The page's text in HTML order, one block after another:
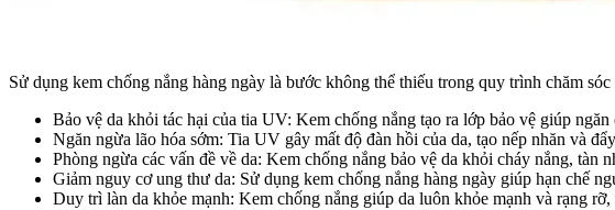
Sử dụng kem chống nắng hàng ngày là bước không thể thiếu trong quy trình chăm
Bảo vệ da khỏi tác hại của tia UV: Kem chống nắng tạo ra lớp bảo vệ giúp
Ngăn ngừa lão hóa sớm: Tia UV gây mất độ đàn hồi của da, tạo nếp nhăn và
Phòng ngừa các vấn đề về da: Kem chống nắng bảo vệ da khỏi cháy nắng, tàn
Giảm nguy cơ ung thư da: Sử dụng kem chống nắng hàng ngày giúp hạn chế
Duy trì làn da khỏe mạnh: Kem chống nắng giúp da luôn khỏe mạnh và rạng